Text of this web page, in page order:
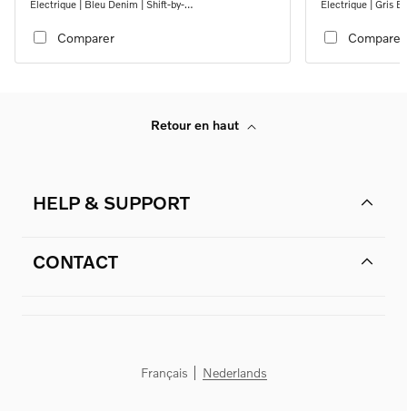
Électrique | Bleu Denim | Shift-by-
Comparer
Électrique | Gris
Comparer
Retour en haut
HELP & SUPPORT
CONTACT
Français Nederlands